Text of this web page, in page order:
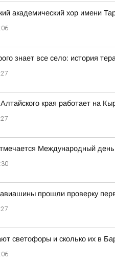
академический хор имени
знает все село: история
края работает на
Международный
прошли проверку
светофоры и сколько их в